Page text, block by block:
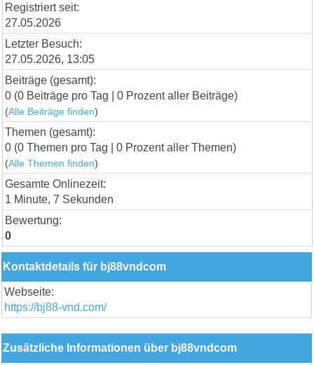
Registriert seit:
27.05.2026
Letzter Besuch:
27.05.2026, 13:05
Beiträge (gesamt):
0 (0 Beiträge pro Tag | 0 Prozent aller Beiträge)
(Alle Beiträge finden)
Themen (gesamt):
0 (0 Themen pro Tag | 0 Prozent aller Themen)
(Alle Themen finden)
Gesamte Onlinezeit:
1 Minute, 7 Sekunden
Bewertung:
0
Kontaktdetails für bj88vndcom
Webseite:
https://bj88-vnd.com/
Zusätzliche Informationen über bj88vndcom